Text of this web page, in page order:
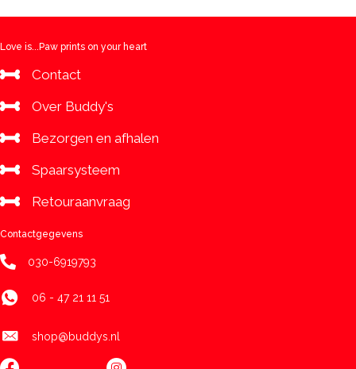
Love is...Paw prints on your heart
Contact
Over Buddy's
Bezorgen en afhalen
Spaarsysteem
Retouraanvraag
Contactgegevens
030-6919793
06 - 47 21 11 51
shop@buddys.nl